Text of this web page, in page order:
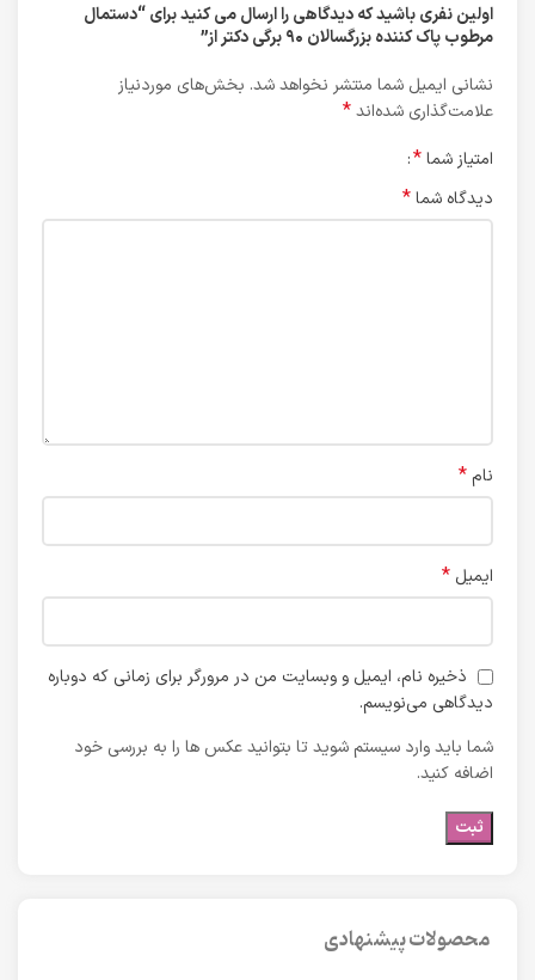
اولین نفری باشید که دیدگاهی را ارسال می کنید برای “دستمال
مرطوب پاک کننده بزرگسالان ۹۰ برگی دکتر از”
نشانی ایمیل شما منتشر نخواهد شد. بخش‌های موردنیاز
علامت‌گذاری شده‌اند*
امتیاز شما*
دیدگاه شما*
نام *
ایمیل *
ذخیره نام، ایمیل و وبسایت من در مرورگر برای زمانی که دوباره
دیدگاهی می‌نویسم.
شما باید وارد سیستم شوید تا بتوانید عکس ها را به بررسی خود
اضافه کنید.
محصولات پیشنهادی